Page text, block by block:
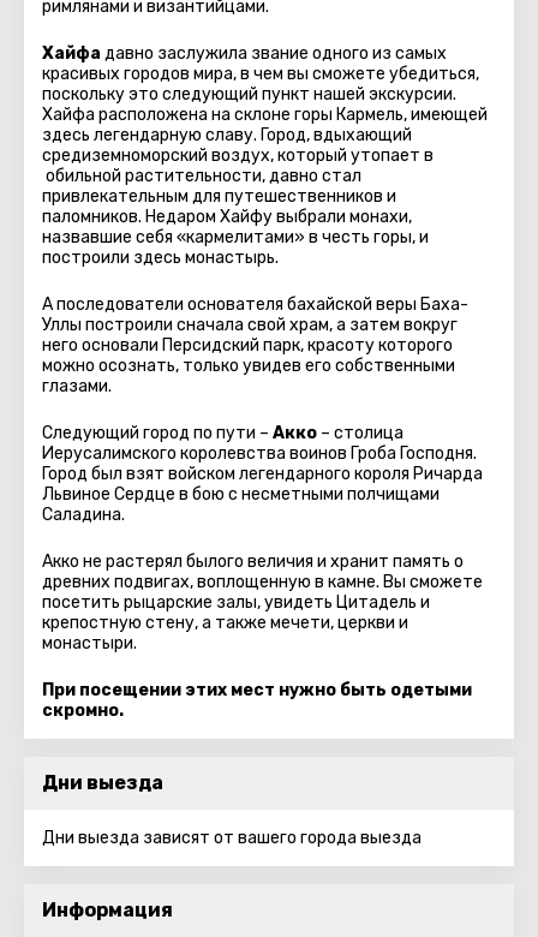
римлянами и византийцами.
Хайфа давно заслужила звание одного из самых
красивых городов мира, в чем вы сможете убедиться,
поскольку это следующий пункт нашей экскурсии.
Хайфа расположена на склоне горы Кармель, имеющей
здесь легендарную славу. Город, вдыхающий
средиземноморский воздух, который утопает в
обильной растительности, давно стал
привлекательным для путешественников и
паломников. Недаром Хайфу выбрали монахи,
назвавшие себя «кармелитами» в честь горы, и
построили здесь монастырь.
А последователи основателя бахайской веры Баха-
Уллы построили сначала свой храм, а затем вокруг
него основали Персидский парк, красоту которого
можно осознать, только увидев его собственными
глазами.
Следующий город по пути – Акко – столица
Иерусалимского королевства воинов Гроба Господня.
Город был взят войском легендарного короля Ричарда
Львиное Сердце в бою с несметными полчищами
Саладина.
Акко не растерял былого величия и хранит память о
древних подвигах, воплощенную в камне. Вы сможете
посетить рыцарские залы, увидеть Цитадель и
крепостную стену, а также мечети, церкви и
монастыри.
При посещении этих мест нужно быть одетыми
скромно.
Дни выезда
Дни выезда зависят от вашего города выезда
Информация